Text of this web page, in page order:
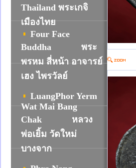
Thailand พระเกจิ
เมืองไทย
Four Face
Buddha
พระ
พรหม สี่หน้า อาจารย์
เฮง ไพรวัลย์
LuangPhor Yerm
Wat Mai Bang
Chak
หลวง
พ่อเยิ้ม วัดใหม่
บางจาก